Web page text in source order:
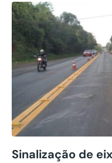
Sinalização de